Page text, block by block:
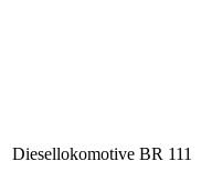
Diesellokomotive BR 111